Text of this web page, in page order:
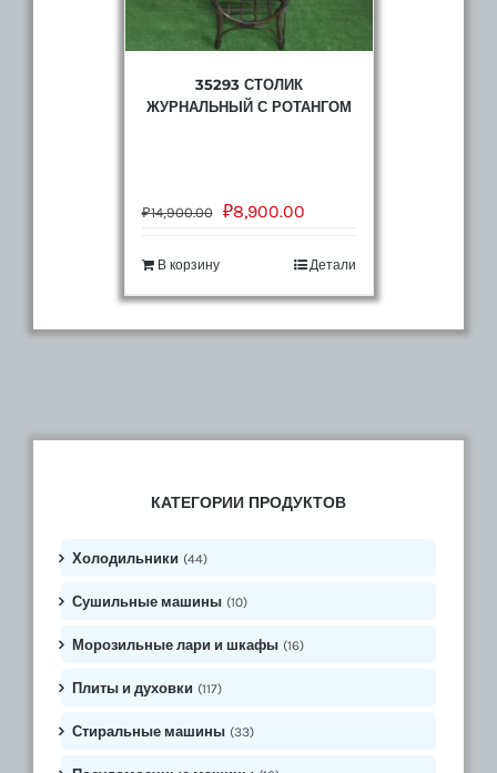
35293 СТОЛИК
ЖУРНАЛЬНЫЙ С РОТАНГОМ
₽14,900.00 ₽8,900.00
В корзину Детали
КАТЕГОРИИ ПРОДУКТОВ
Холодильники (44)
Сушильные машины (10)
Морозильные лари и шкафы (16)
Плиты и духовки (117)
Стиральные машины (33)